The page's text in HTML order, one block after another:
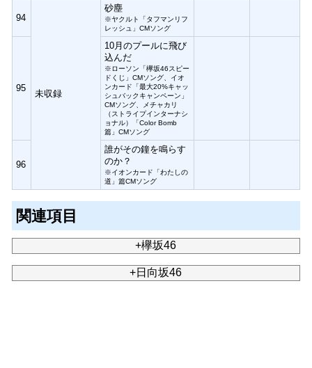
94
未収録
砂塵
※ヤクルト「タフマンリフ
レッシュ」CMソング
95
10月のプールに飛び
込んだ
※ローソン「欅坂46スピー
ドくじ」CMソング、イオ
ンカード「最大20%キャッ
シュバックキャンペーン」
CMソング、メチャカリ
（ストライプインターナシ
ョナル）「Color Bomb
篇」CMソング
96
誰がその鐘を鳴らす
のか？
※イオンカード「わたしの
道」篇CMソング
関連項目
+欅坂46
+日向坂46